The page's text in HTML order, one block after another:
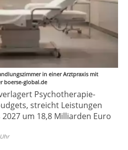
in einer Arztpraxis mit
boerse-global.de
Psychotherapie-
streicht Leistungen
um 18,8 Milliarden Euro